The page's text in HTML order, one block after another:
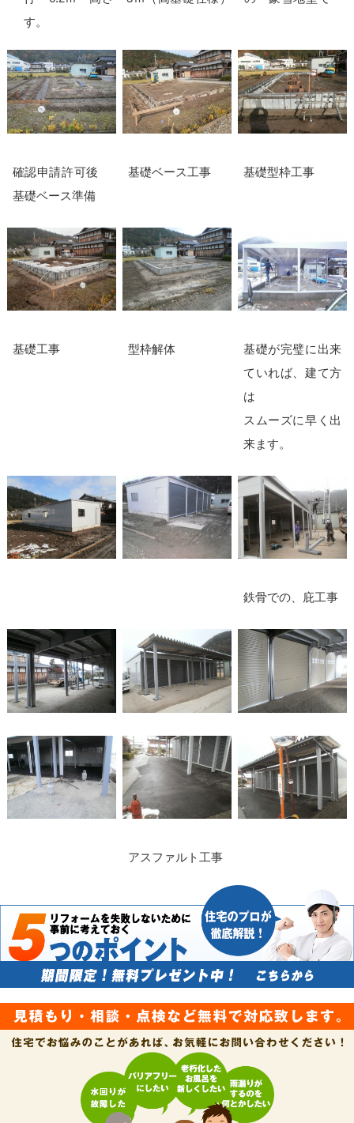
す。
確認申請許可後
基礎ベース準備
基礎ベース工事 基礎型枠工事
基礎工事 型枠解体
基礎が完璧に出来
ていれば、建て方
は
スムーズに早く出
来ます。
鉄骨での、庇工事
アスファルト工事